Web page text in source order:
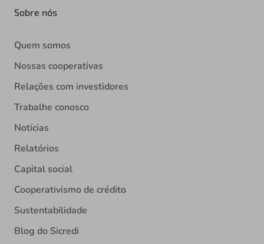
Sobre nós
Quem somos
Nossas cooperativas
Relações com investidores
Trabalhe conosco
Notícias
Relatórios
Capital social
Cooperativismo de crédito
Sustentabilidade
Blog do Sicredi